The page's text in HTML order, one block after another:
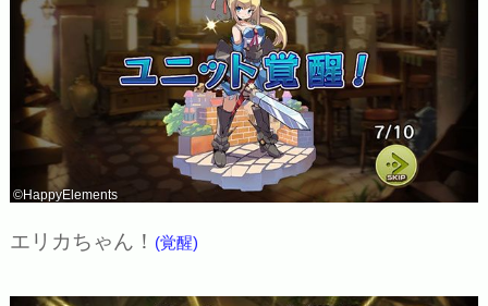
©HappyElements
エリカちゃん！ (覚醒)